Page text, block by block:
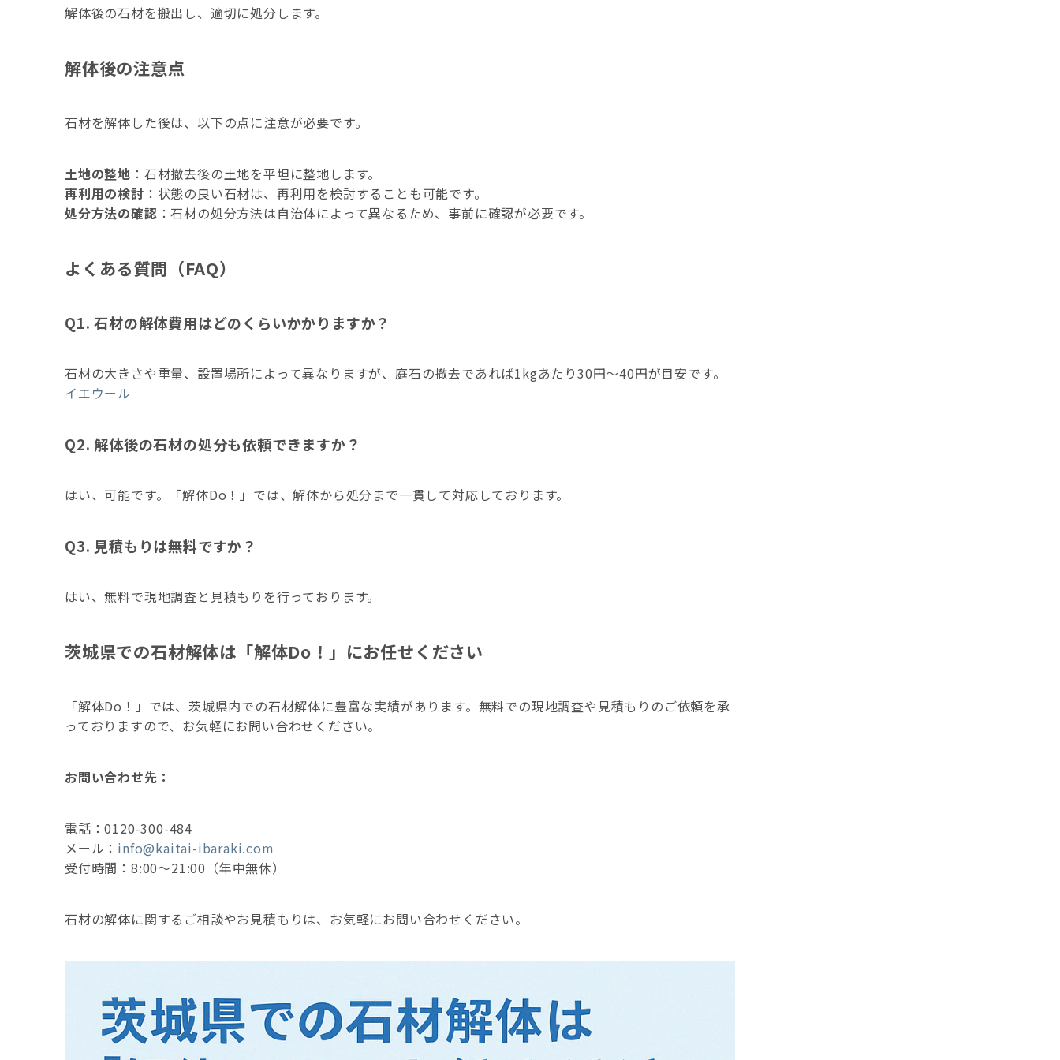
解体後の石材を搬出し、適切に処分します。
解体後の注意点
石材を解体した後は、以下の点に注意が必要です。
土地の整地 ：​ 石材撤去後の土地を平坦に整地します。
再利用の検討 ：​ 状態の良い石材は、再利用を検討することも可能です。
処分方法の確認 ：​石材の処分方法は自治体によって異なるため、事前に確認が必要です。
よくある質問（FAQ）
Q1. 石材の解体費用はどのくらいかかりますか？
石材の大きさや重量、設置場所によって異なりますが、庭石の撤去であれば1kgあたり30円～40円が目安です。
イエウール
Q2. 解体後の石材の処分も依頼できますか？
はい、可能です。 「解体Do！」では、解体から処分まで一貫して対応しております。
Q3. 見積もりは無料ですか？
はい、無料で現地調査と見積もりを行っております。
茨城県での石材解体は「解体Do！」にお任せください
「解体Do！」では、茨城県内での石材解体に豊富な実績があります。 無料での現地調査や見積もりのご依頼を承
っておりますので、お気軽にお問い合わせください。
お問い合わせ先：
電話：0120-300-484
メール： info@kaitai-ibaraki.com
受付時間：8:00〜21:00（年中無休）
石材の解体に関するご相談やお見積もりは、お気軽にお問い合わせください。